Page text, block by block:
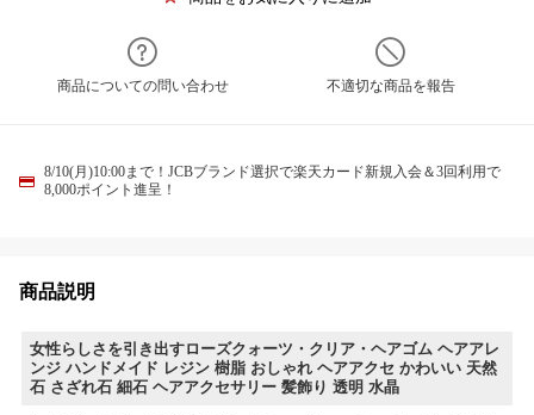
商品についての問い合わせ 不適切な商品を報告
8/10(月)10:00まで！JCBブランド選択で楽天カード新規入会＆3回利用で
8,000ポイント進呈！
商品説明
女性らしさを引き出すローズクォーツ・クリア・ヘアゴム ヘアアレ
ンジ ハンドメイド レジン 樹脂 おしゃれ ヘアアクセ かわいい 天然
石 さざれ石 細石 ヘアアクセサリー 髪飾り 透明 水晶